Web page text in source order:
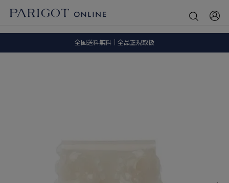
全国送料無料｜全品正規取扱